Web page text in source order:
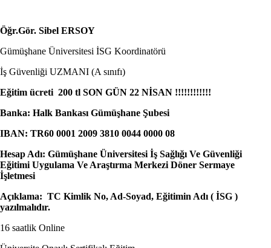
Öğr.Gör. Sibel ERSOY
Gümüşhane Üniversitesi İSG Koordinatörü
İş Güvenliği UZMANI (A sınıfı)
Eğitim ücreti 200 tl SON GÜN 22 NİSAN !!!!!!!!!!!!
Banka: Halk Bankası Gümüşhane Şubesi
IBAN: TR60 0001 2009 3810 0044 0000 08
Hesap Adı: Gümüşhane Üniversitesi İş Sağlığı Ve Güvenliği
Eğitimi Uygulama Ve Araştırma Merkezi Döner Sermaye
İşletmesi
Açıklama: TC Kimlik No, Ad-Soyad, Eğitimin Adı ( İSG )
yazılmalıdır.
16 saatlik Online